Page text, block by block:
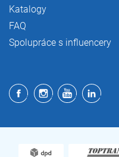
Katalogy
FAQ
Spolupráce s influencery